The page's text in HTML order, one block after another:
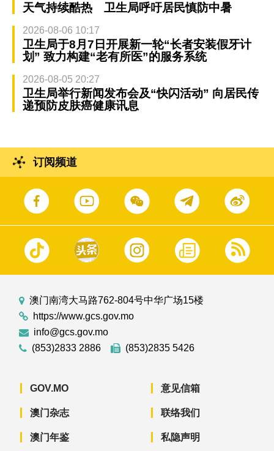
天气持续酷热 卫生局呼吁居民慎防中暑
2026-08-06 10:17
卫生局于8月7日开展新一轮“长者安装假牙计
划” 致力构建“老有所医”的服务系统
2026-08-05 20:27
卫生局举行新闻发布会及“快闪活动” 向居民传
递预防皮肤癌健康讯息
订阅频道
澳门南湾大马路762-804号中华广场15楼
https://www.gcs.gov.mo
info@gcs.gov.mo
(853)2833 2886
(853)2835 5426
GOV.MO
澳门杂志
澳门年鉴
意见信箱
联络我们
私隐声明